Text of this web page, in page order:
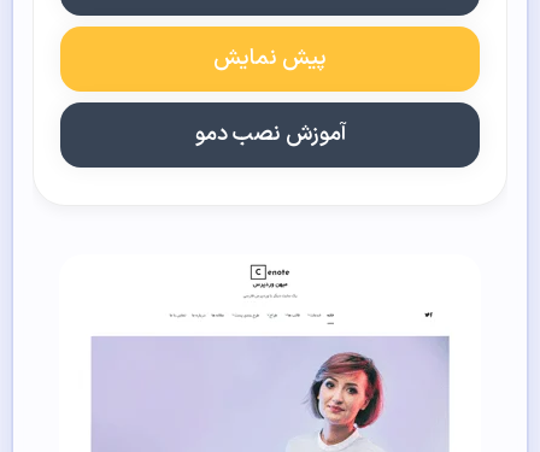
پیش نمایش
آموزش نصب دمو